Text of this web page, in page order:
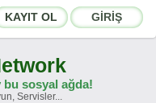
KAYIT OL GİRİŞ
sosyal ağda!
Servisler...